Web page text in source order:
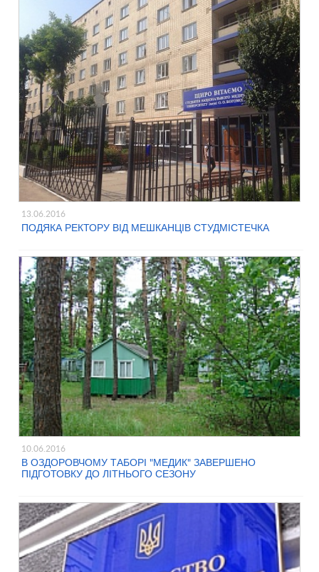
13.06.2016
ПОДЯКА РЕКТОРУ ВІД МЕШКАНЦІВ СТУДМІСТЕЧКА
10.06.2016
В ОЗДОРОВЧОМУ ТАБОРІ "МЕДИК" ЗАВЕРШЕНО
ПІДГОТОВКУ ДО ЛІТНЬОГО СЕЗОНУ